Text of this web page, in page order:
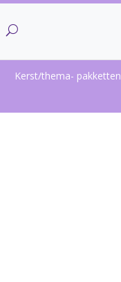
Kerst/thema- pakketten